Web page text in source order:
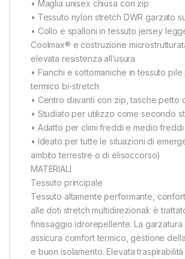
• Maglia unisex chiusa con zip
• Tessuto nylon stretch DWR garzato
• Collo e spalloni in tessuto jersey
Coolmax® e costruzione
elevata resistenza all’usura
• Fianchi e sottomaniche in tessuto
termico bi-stretch
• Centro davanti con zip, tasche petto
• Studiato per utilizzo come secondo
• Adatto per climi freddi e medio freddi
• Ideato per tutte le situazioni di
ambito terrestre o di elisoccorso)
MATERIALI
Tessuto principale
Tessuto altamente performante,
alle doti stretch multidirezionali: è
finissaggio idrorepellente. La
assicura comfort termico, gestione
e buon isolamento. Elevata